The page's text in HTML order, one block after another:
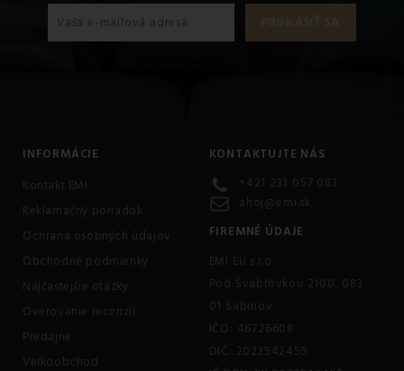
INFORMÁCIE
Kontakt EMI
Reklamačný poriadok
Ochrana osobných údajov
Obchodné podmienky
Najčastejšie otázky
Overovanie recenzií
Predajne
Veľkoobchod
KONTAKTUJTE NÁS
+421 233 057 083
ahoj@emi.sk
FIREMNÉ ÚDAJE
EMI EU s.r.o.
Pod Švabľovkou 2100, 083
01 Sabinov
IČO: 46726608
DIČ: 2023542455